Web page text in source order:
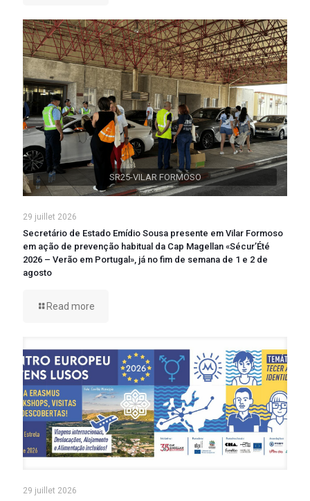
SR25-VILAR FORMOSO
29 juillet 2026
Secretário de Estado Emídio Sousa presente em Vilar Formoso
em ação de prevenção habitual da Cap Magellan «Sécur’Été
2026 – Verão em Portugal», já no fim de semana de 1 e 2 de
agosto
Read more
29 juillet 2026